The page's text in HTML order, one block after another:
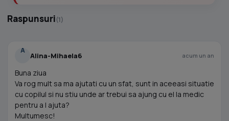
Raspunsuri(1)
A
Alina-Mihaela6 acum un an
Buna ziua
Va rog mult sa ma ajutati cu un sfat, sunt in aceeasi situatie
cu copilul si nu stiu unde ar trebui sa ajung cu el la medic
pentru a l ajuta?
Multumesc!